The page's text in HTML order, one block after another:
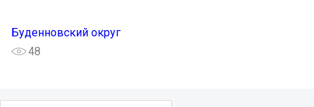
Буденновский округ
48